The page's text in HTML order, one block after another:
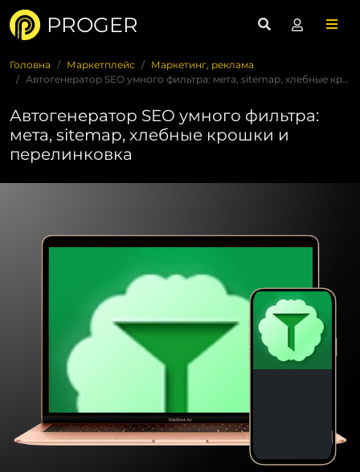
PROGER
Головна Маркетплейс
Маркетинг, реклама
Автогенератор SEO умного фильтра: мета, sitemap, хлебные кро...
Автогенератор SEO умного фильтра:
мета, sitemap, хлебные крошки и
перелинковка